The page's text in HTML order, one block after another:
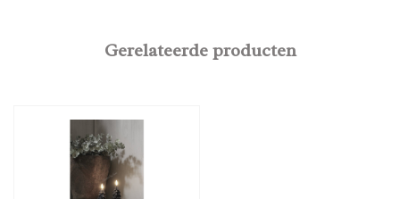
Gerelateerde producten